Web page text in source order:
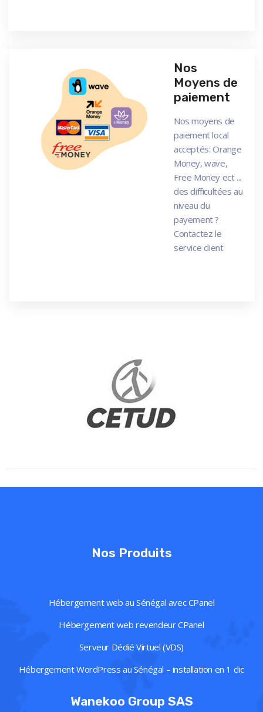
Nos
Moyens de
paiement
Nos moyens de
paiement local
acceptés: Orange
Money, wave,
Free Money ect ...
des difficultées au
niveau du
payement ?
Contactez le
service client
Nos Produits
Hébergement web au Sénégal avec CPanel
Hébergement web revendeur CPanel
Serveur Dédié Virtuel (VDS)
Hébergement WordPress au Sénégal – installation en 1 clic
Wanekoo Group SAS